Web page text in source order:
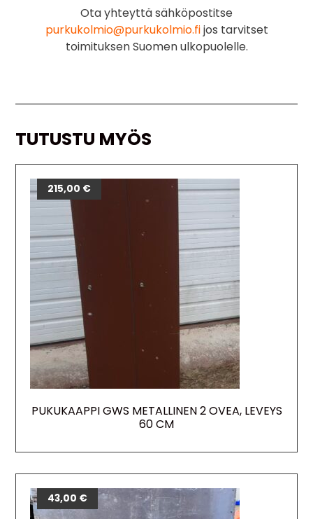
Ota yhteyttä sähköpostitse
purkukolmio@purkukolmio.fijos tarvitset
toimituksen Suomen ulkopuolelle.
TUTUSTU MYÖS
PUKUKAAPPI GWS METALLINEN 2 OVEA, LEVEYS
60 CM
215,00 €
43,00 €